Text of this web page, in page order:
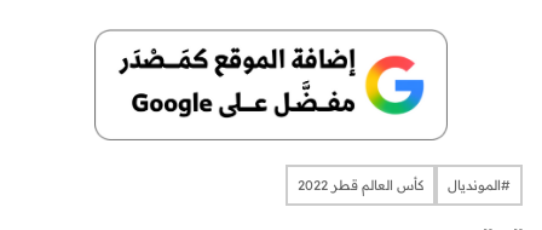
#المونديال كأس العالم قطر 2022